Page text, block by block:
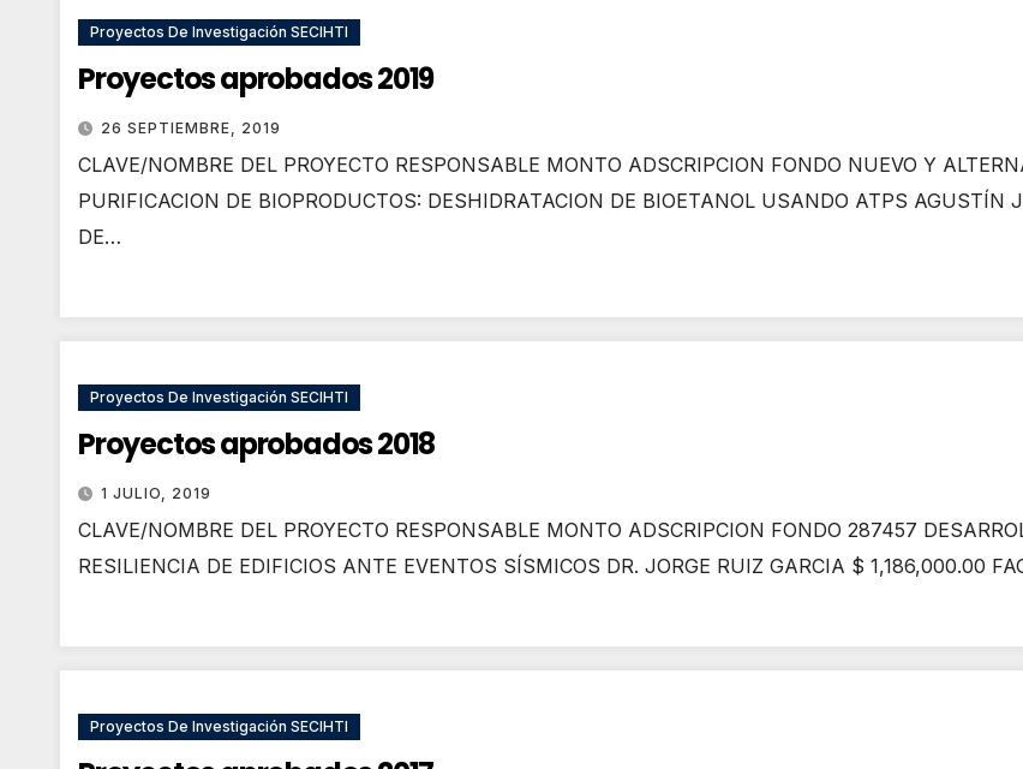
Proyectos De Investigación SECIHTI
Proyectos aprobados 2019
26 SEPTIEMBRE, 2019
CLAVE/NOMBRE DEL PROYECTO RESPONSABLE MONTO ADSCRIPCION FONDO NUEVO Y
PURIFICACION DE BIOPRODUCTOS: DESHIDRATACION DE BIOETANOL USANDO ATPS
DE…
Proyectos De Investigación SECIHTI
Proyectos aprobados 2018
1 JULIO, 2019
CLAVE/NOMBRE DEL PROYECTO RESPONSABLE MONTO ADSCRIPCION FONDO 287457
RESILIENCIA DE EDIFICIOS ANTE EVENTOS SÍSMICOS DR. JORGE RUIZ GARCIA $ 1,186,000.00
Proyectos De Investigación SECIHTI